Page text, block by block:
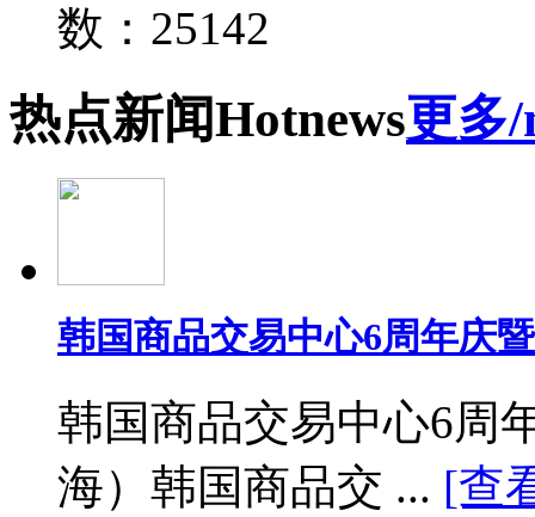
数：25142
热点新闻Hotnews更多
韩国商品交易中心6周年庆
韩国商品交易中心6周
海）韩国商品交 ... [查